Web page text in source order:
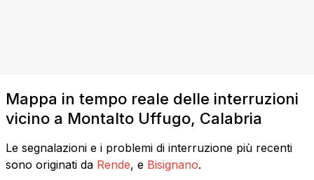
Mappa in tempo reale delle interruzioni
vicino a Montalto Uffugo, Calabria
Le segnalazioni e i problemi di interruzione più recenti
sono originati da Rende, e Bisignano.